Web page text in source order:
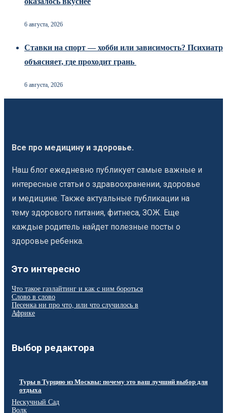
6 августа, 2026
Ставки на спорт — хобби или зависимость? Психиатр
объясняет, где проходит грань
6 августа, 2026
Все про медицину и здоровье.
Наш блог ежедневно публикует самые важные и
интересные статьи о здравоохранении, здоровье
и медицине. Также актуальные публикации на
тему здорового питания, фитнеса, ЗОЖ. Еще
каждые родитель найдет полезные посты о
здоровье ребенка.
Это интересно
Что такое газлайтинг и как с ним бороться
Слово в слово
Песенка ни про что, или что случилось в
Африке
Выбор редактора
Туры в Турцию из Москвы: почему это ваш лучший выбор для
отдыха
Нескучный Сад
Волк